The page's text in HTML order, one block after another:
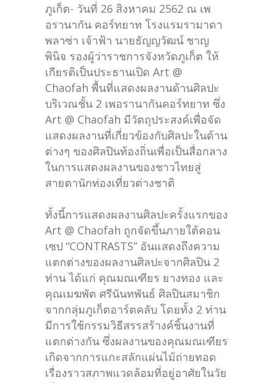
ภูเก็ต- วันที่ 26 สิงหาคม 2562 ณ เพ
อรานากัน คอร์ทยาท โรงแรมรามาดา
พลาซ่า เจ้าฟ้า นายธัญญวัฒน์ ชาญ
พินิจ รองผู้ว่าราชการจังหวัดภูเก็ต ให้
เกียรติเป็นประธานเปิด Art @
Chaofah พื้นที่แสดงผลงานด้านศิลปะ
บริเวณชั้น 2 เพอรานากันคอร์ทยาท ซึ่ง
Art @ Chaofah มีวัตถุประสงค์เพื่อจัด
แสดงผลงานที่เกี่ยวข้องกับศิลปะในด้าน
ต่างๆ ของศิลปินท้องถิ่นเพื่อเป็นสื่อกลาง
ในการแสดงผลงานของชาวไทยสู่
สายตานักท่องเที่ยวต่างชาติ
ทั้งนี้การแสดงผลงานศิลปะครั้งแรกของ
Art @ Chaofah ถูกจัดขึ้นภายใต้คอน
เซป “CONTRASTS” อันแสดงถึงความ
แตกต่างของผลงานศิลปะจากศิลปิน 2
ท่าน ได้แก่ คุณมณเฑียร ยางทอง และ
คุณเมฆพัต ศรีนันทพันธ์ ศิลปินสมาชิก
จากกลุ่มภูเก็ตอาร์ตคลับ โดยทั้ง 2 ท่าน
มีการใช้กรรมวิธีสรรสร้างค์ชิ้นงานที่
แตกต่างกัน ซึ่งผลงานของคุณมณเฑียร
เกิดจากการแกะสลักแผ่นไม้ถ่ายทอด
เรื่องราวสภาพแวดล้อมที่อยู่อาศัยในวัย